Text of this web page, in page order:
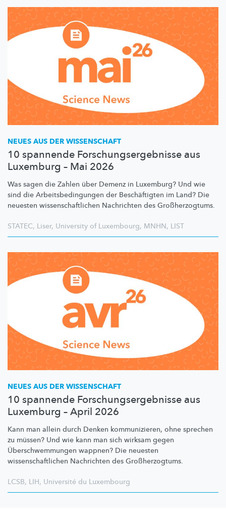
NEUES AUS DER WISSENSCHAFT
10 spannende Forschungsergebnisse aus
Luxemburg – Mai 2026
Was sagen die Zahlen über Demenz in Luxemburg? Und wie
sind die Arbeitsbedingungen der Beschäftigten im Land? Die
neuesten wissenschaftlichen Nachrichten des Großherzogtums.
STATEC, Liser, University of Luxembourg, MNHN, LIST
NEUES AUS DER WISSENSCHAFT
10 spannende Forschungsergebnisse aus
Luxemburg – April 2026
Kann man allein durch Denken kommunizieren, ohne sprechen
zu müssen? Und wie kann man sich wirksam gegen
Überschwemmungen wappnen? Die neuesten
wissenschaftlichen Nachrichten des Großherzogtums.
LCSB, LIH, Université du Luxembourg